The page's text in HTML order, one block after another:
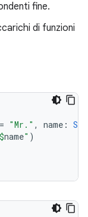
fine.
di funzioni
= "Mr." , name :
$name" )